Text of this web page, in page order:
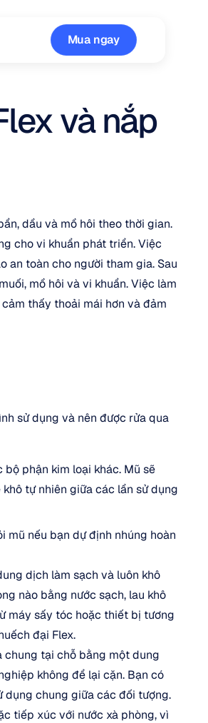
Mua ngay
và nắp
dầu và mồ hôi theo thời gian.
cho vi khuẩn phát triển. Việc
an toàn cho người tham gia. Sau
mồ hôi và vi khuẩn. Việc làm
thấy thoải mái hơn và đảm
sử dụng và nên được rửa qua
phận kim loại khác. Mũ sẽ
tự nhiên giữa các lần sử dụng
mũ nếu bạn dự định nhúng hoàn
dịch làm sạch và luôn khô
nào bằng nước sạch, lau khô
máy sấy tóc hoặc thiết bị tương
đại Flex.
chung tại chỗ bằng một dung
không để lại cặn. Bạn có
dụng chung giữa các đối tượng.
tiếp xúc với nước xà phòng, vì